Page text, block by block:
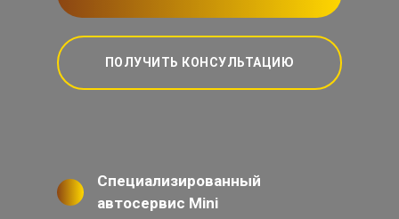
ПОЛУЧИТЬ КОНСУЛЬТАЦИЮ
Специализированный
автосервис Mini